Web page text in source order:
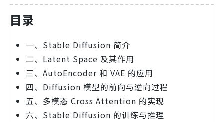
目录
一、Stable Diffusion 简介
二、Latent Space 及其作用
三、AutoEncoder 和 VAE 的应用
四、Diffusion 模型的前向与逆向过程
五、多模态 Cross Attention 的实现
六、Stable Diffusion 的训练与推理